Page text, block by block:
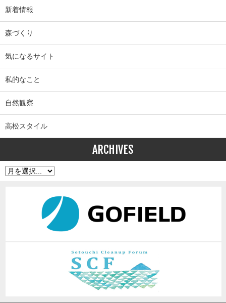
新着情報
森づくり
気になるサイト
私的なこと
自然観察
高松スタイル
ARCHIVES